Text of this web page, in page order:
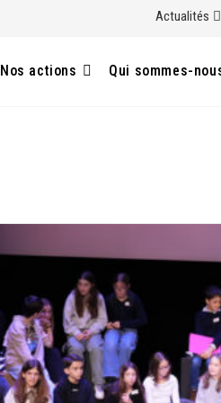
Actualités
Nos actions Qui sommes-